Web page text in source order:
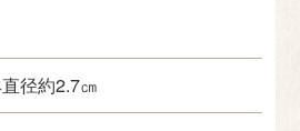
径約2.7㎝